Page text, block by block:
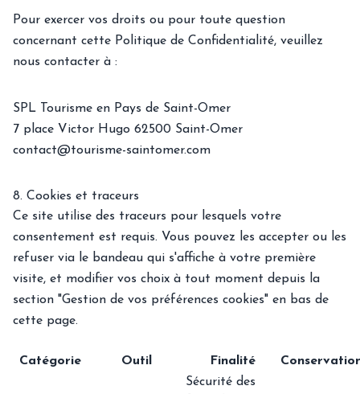
Pour exercer vos droits ou pour toute question
concernant cette Politique de Confidentialité, veuillez
nous contacter à :
SPL Tourisme en Pays de Saint-Omer
7 place Victor Hugo 62500 Saint-Omer
contact@tourisme-saintomer.com
8. Cookies et traceurs
Ce site utilise des traceurs pour lesquels votre
consentement est requis. Vous pouvez les accepter ou les
refuser via le bandeau qui s'affiche à votre première
visite, et modifier vos choix à tout moment depuis la
section "Gestion de vos préférences cookies" en bas de
cette page.
Catégorie Outil Finalité
Sécurité des